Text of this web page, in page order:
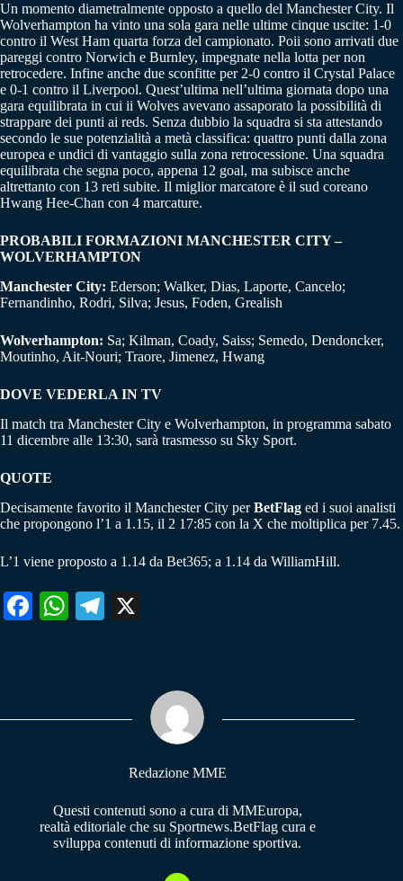
Un momento diametralmente opposto a quello del Manchester City. Il
Wolverhampton ha vinto una sola gara nelle ultime cinque uscite: 1-0
contro il West Ham quarta forza del campionato. Poii sono arrivati due
pareggi contro Norwich e Burnley, impegnate nella lotta per non
retrocedere. Infine anche due sconfitte per 2-0 contro il Crystal Palace
e 0-1 contro il Liverpool. Quest’ultima nell’ultima giornata dopo una
gara equilibrata in cui ii Wolves avevano assaporato la possibilità di
strappare dei punti ai reds. Senza dubbio la squadra si sta attestando
secondo le sue potenzialità a metà classifica: quattro punti dalla zona
europea e undici di vantaggio sulla zona retrocessione. Una squadra
equilibrata che segna poco, appena 12 goal, ma subisce anche
altrettanto con 13 reti subite. Il miglior marcatore è il sud coreano
Hwang Hee-Chan con 4 marcature.
PROBABILI FORMAZIONI MANCHESTER CITY –
WOLVERHAMPTON
Manchester City: Ederson; Walker, Dias, Laporte, Cancelo;
Fernandinho, Rodri, Silva; Jesus, Foden, Grealish
Wolverhampton: Sa; Kilman, Coady, Saiss; Semedo, Dendoncker,
Moutinho, Ait-Nouri; Traore, Jimenez, Hwang
DOVE VEDERLA IN TV
Il match tra Manchester City e Wolverhampton, in programma sabato
11 dicembre alle 13:30, sarà trasmesso su Sky Sport.
QUOTE
Decisamente favorito il Manchester City perBetFlag ed i suoi analisti
che propongono l’1 a 1.15, il 2 17:85 con la X che moltiplica per 7.45.
L’1 viene proposto a 1.14 da Bet365; a 1.14 da WilliamHill.
Fa W
pp
Te
m
Redazione MME
Questi contenuti sono a cura di MMEuropa,
realtà editoriale che su Sportnews.BetFlag cura e
sviluppa contenuti di informazione sportiva.